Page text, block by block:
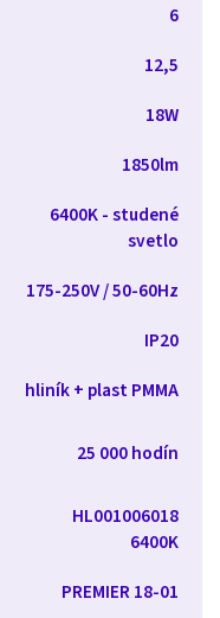
6
12,5
18W
1850lm
6400K - studené
svetlo
175-250V / 50-60Hz
IP20
hliník + plast PMMA
25 000 hodín
HL001006018
6400K
PREMIER 18-01